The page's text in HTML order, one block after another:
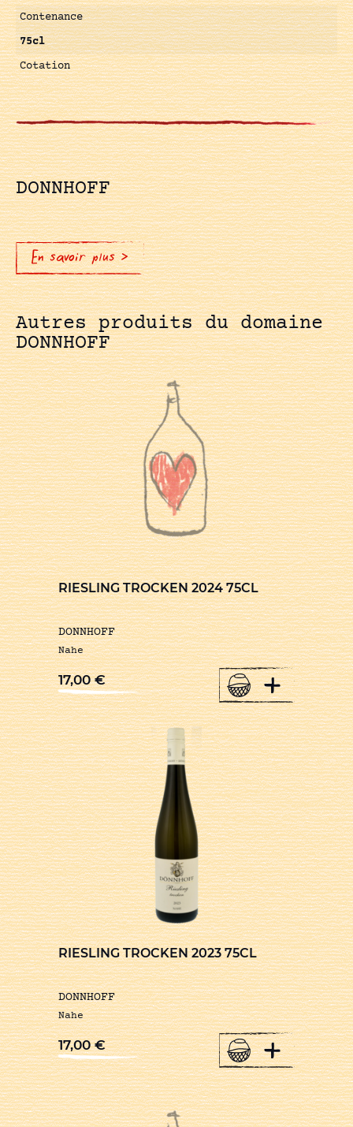
Contenance
75cl
Cotation
DONNHOFF
En savoir plus >
Autres produits du domaine
DONNHOFF
RIESLING TROCKEN 2024 75CL
DONNHOFF
Nahe
17,00€ +
RIESLING TROCKEN 2023 75CL
DONNHOFF
Nahe
17,00€ +